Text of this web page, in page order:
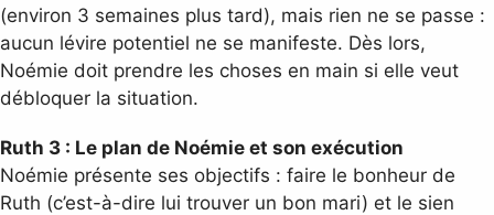
(environ 3 semaines plus tard), mais rien ne se passe :
aucun lévire potentiel ne se manifeste. Dès lors,
Noémie doit prendre les choses en main si elle veut
débloquer la situation.
Ruth 3 : Le plan de Noémie et son exécution
Noémie présente ses objectifs : faire le bonheur de
Ruth (c’est-à-dire lui trouver un bon mari) et le sien